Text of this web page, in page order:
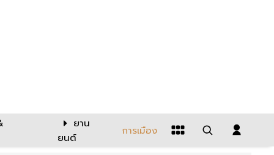
ยาน
ยนต์
การเมือง